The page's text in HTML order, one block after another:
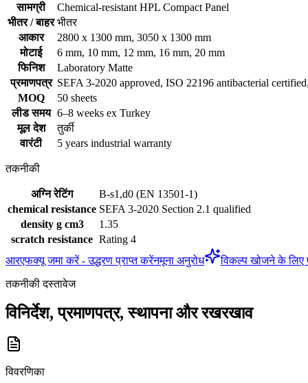
सामग्री
Chemical-resistant HPL Compact Panel
भीतर / बाहर भीतर
आकार
2800 x 1300 mm, 3050 x 1300 mm
मोटाई
6 mm, 10 mm, 12 mm, 16 mm, 20 mm
फिनिश
Laboratory Matte
प्रमाणपत्र SEFA 3-2020 approved, ISO 22196 antibacterial
MOQ
50 sheets
लीड समय 6–8 weeks ex Turkey
मूल देश
तुर्की
वारंटी
5 years industrial warranty
तकनीकी
अग्नि रेटिंग
B-s1,d0 (EN 13501-1)
chemical resistance SEFA 3-2020 Section 2.1 qualified
density g cm3
1.35
scratch resistance Rating 4
आरएफक्यू जमा करें - उद्धरण प्राप्त करेंनमूना अनुरोध
विकल्प खोजने के लिए
तकनीकी दस्तावेज
विनिर्देश, प्रमाणपत्र, स्थापना और रखरखाव
विवरणिका